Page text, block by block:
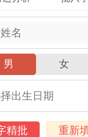
制之，则有燔灼炎烈
，又名朝元禄，五
生之德，入贵格，则
能太多，最喜的是甲
男 女
精批 重新